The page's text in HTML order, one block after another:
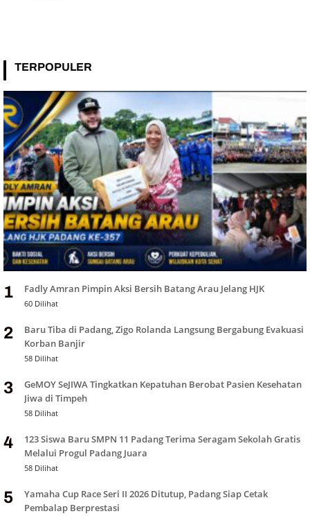
TERPOPULER
1 Fadly Amran Pimpin Aksi Bersih Batang Arau Jelang HJK
60 Dilihat
2
Baru Tiba di Padang, Zigo Rolanda Langsung Bergabung Evakuasi
Korban Banjir
58 Dilihat
3
GeMOY SeJIWA Tingkatkan Kepatuhan Berobat Pasien Kesehatan
Jiwa di Timpeh
58 Dilihat
4
123 Siswa Baru SMPN 11 Padang Terima Seragam Sekolah Gratis
Melalui Progul Padang Juara
58 Dilihat
5
Yamaha Cup Race Seri II 2026 Ditutup, Padang Siap Cetak
Pembalap Berprestasi